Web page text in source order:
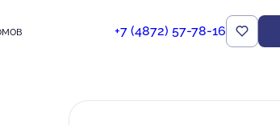
+7 (4872) 57-78-16